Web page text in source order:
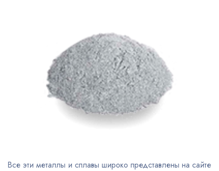
Все эти металлы и сплавы широко представлены на сайте